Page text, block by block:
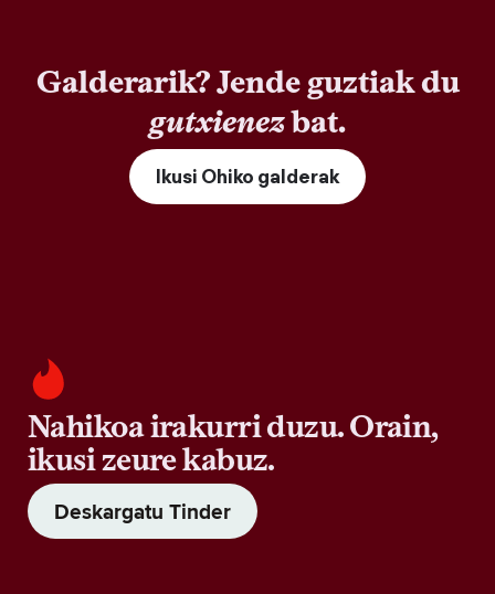
Galderarik? Jende guztiak du
gutxienezbat.
Ikusi Ohiko galderak
Nahikoa irakurri duzu. Orain,
ikusi zeure kabuz.
Deskargatu Tinder